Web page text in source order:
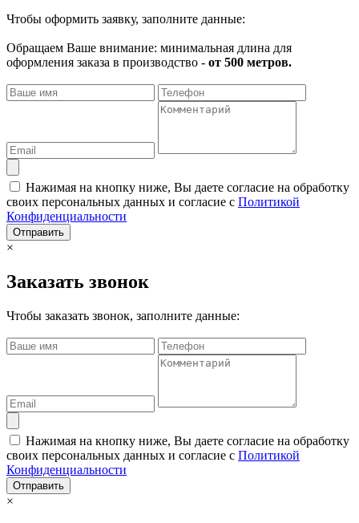
Чтобы оформить заявку, заполните данные:
Обращаем Ваше внимание: минимальная длина для
оформления заказа в производство - от 500 метров.
Нажимая на кнопку ниже, Вы даете согласие на обработку
своих персональных данных и согласие с Политикой
Конфиденциальности
Отправить
×
Заказать звонок
Чтобы заказать звонок, заполните данные:
Нажимая на кнопку ниже, Вы даете согласие на обработку
своих персональных данных и согласие с Политикой
Конфиденциальности
Отправить
×